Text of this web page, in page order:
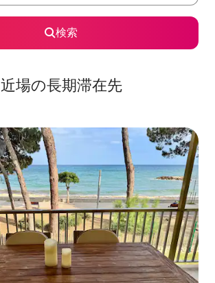
検索
近場の長期滞在先